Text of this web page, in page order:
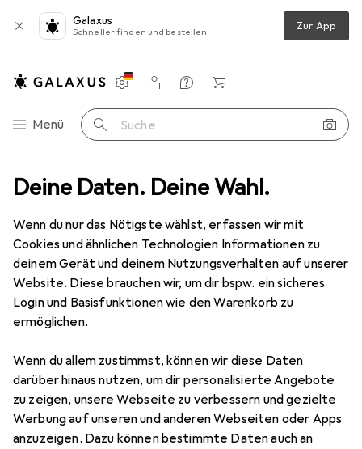
Deine Daten. Deine Wahl.
Wenn du nur das Nötigste wählst, erfassen wir mit
Cookies und ähnlichen Technologien Informationen zu
deinem Gerät und deinem Nutzungsverhalten auf unserer
Website. Diese brauchen wir, um dir bspw. ein sicheres
Login und Basisfunktionen wie den Warenkorb zu
ermöglichen.
Wenn du allem zustimmst, können wir diese Daten
darüber hinaus nutzen, um dir personalisierte Angebote
zu zeigen, unsere Webseite zu verbessern und gezielte
Werbung auf unseren und anderen Webseiten oder Apps
anzuzeigen. Dazu können bestimmte Daten auch an
Galaxus
Schneller finden und bestellen Zur App
Navigation nach Kategorien
Menü Suche
Einstellungen
Kundenkonto
Vergleichslisten
Merklisten
Warenkorb
Serverschrank Zubehör Adam Hall 3415 Koffergriff Leder
Adam Hall 3415 Koffergriff Leder
EUR
27,30
1
Bewertungen Marke
Mehr von Adam Hall